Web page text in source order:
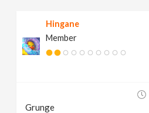
Hingane
Member
Grunge